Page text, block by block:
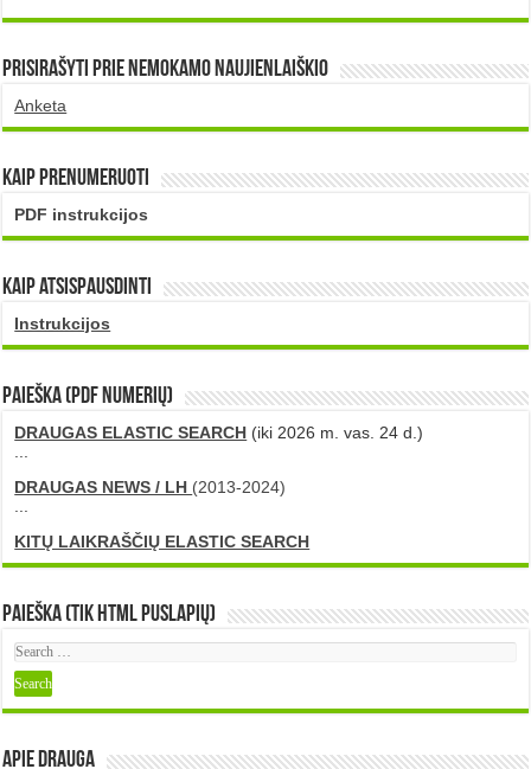
Prisirašyti prie nemokamo naujienlaiškio
Anketa
Kaip prenumeruoti
PDF instrukcijos
Kaip atsispausdinti
Instrukcijos
PAIEŠKA (PDF numerių)
DRAUGAS ELASTIC SEARCH (iki 2026 m. vas. 24 d.)
DRAUGAS NEWS / LH (2013-2024)
KITŲ LAIKRAŠČIŲ ELASTIC SEARCH
Paieška (tik HTML puslapių)
Apie DRAUGA